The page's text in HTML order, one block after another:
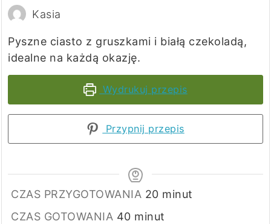
Kasia
Pyszne ciasto z gruszkami i białą czekoladą,
idealne na każdą okazję.
Wydrukuj przepis
Przypnij przepis
CZAS PRZYGOTOWANIA 20minuty
minut
CZAS GOTOWANIA 40minuty
minut